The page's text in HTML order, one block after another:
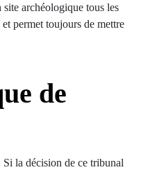
site archéologique tous les
permet toujours de mettre
de
Si la décision de ce tribunal